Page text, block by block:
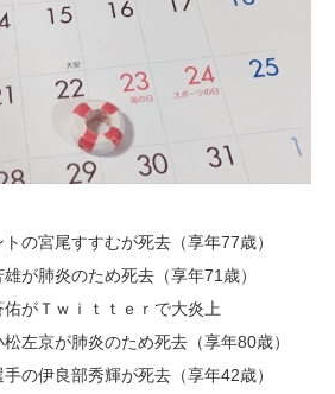
の宮尾すすむが死去（享年77歳）
が肺炎のため死去（享年71歳）
がＴｗｉｔｔｅｒで大炎上
左京が肺炎のため死去（享年80歳）
の伊良部秀輝が死去（享年42歳）